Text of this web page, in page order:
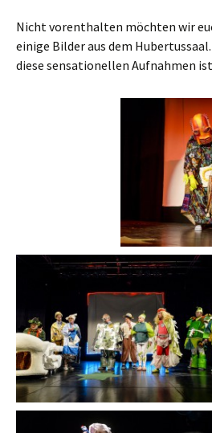
Nicht vorenthalten möchten wir
einige Bilder aus dem
diese sensationellen Aufnahmen